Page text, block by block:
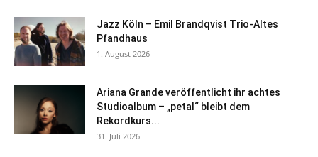
Jazz Köln – Emil Brandqvist Trio-Altes
Pfandhaus
1. August 2026
Ariana Grande veröffentlicht ihr achtes
Studioalbum – „petal“ bleibt dem
Rekordkurs...
31. Juli 2026